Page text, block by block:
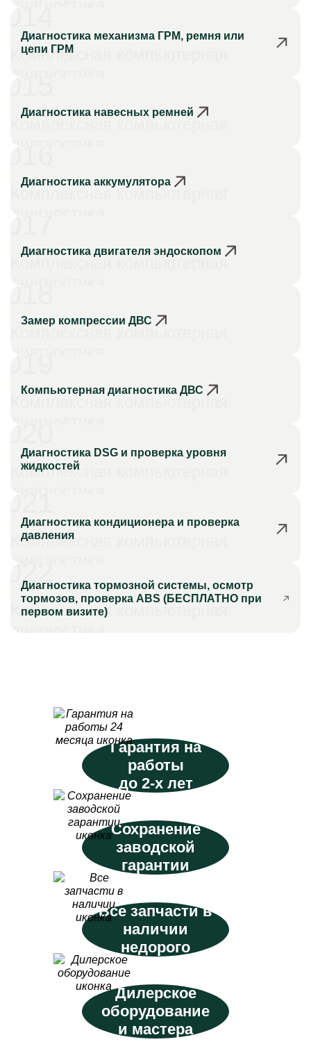
Комплексная компьютерная
Диагностика механизма ГРМ, ремня или
цепи ГРМ
Комплексная компьютерная
Диагностика навесных ремней
Комплексная компьютерная
Диагностика аккумулятора
Комплексная компьютерная
Диагностика двигателя эндоскопом
Комплексная компьютерная
Замер компрессии ДВС
Комплексная компьютерная
Компьютерная диагностика ДВС
Комплексная компьютерная
Диагностика DSG и проверка уровня
жидкостей
Комплексная компьютерная
Диагностика кондиционера и проверка
давления
022
Комплексная компьютерная
Диагностика тормозной системы, осмотр
тормозов, проверка ABS (БЕСПЛАТНО при
первом визите)
Гарантия на
работы
до 2-х лет
Сохранение
заводской
гарантии
Все запчасти в
наличии
недорого
Дилерское
оборудование
и мастера